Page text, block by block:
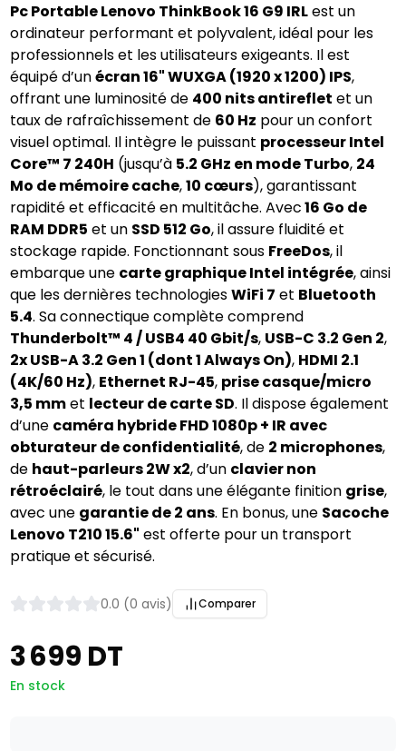
Pc Portable Lenovo ThinkBook 16 G9 IRL est un
ordinateur performant et polyvalent, idéal pour les
professionnels et les utilisateurs exigeants. Il est
équipé d’un écran 16" WUXGA (1920 x 1200) IPS,
offrant une luminosité de 400 nits antireflet et un
taux de rafraîchissement de 60 Hz pour un confort
visuel optimal. Il intègre le puissant processeur Intel
Core™ 7 240H (jusqu’à 5.2 GHz en mode Turbo, 24
Mo de mémoire cache, 10 cœurs), garantissant
rapidité et efficacité en multitâche. Avec 16 Go de
RAM DDR5 et un SSD 512 Go, il assure fluidité et
stockage rapide. Fonctionnant sous FreeDos, il
embarque une carte graphique Intel intégrée, ainsi
que les dernières technologies WiFi 7 et Bluetooth
5.4
Thunderbolt™ 4 / USB4 40 Gbit/s, USB-C 3.2 Gen 2
2x USB-A 3.2 Gen 1 (dont 1 Always On), HDMI 2.1
(4K/60 Hz), Ethernet RJ-45, prise casque/micro
3,5 mm et lecteur de carte SD. Il dispose également
d’une caméra hybride FHD 1080p + IR avec
obturateur de confidentialité, de 2 microphones,
de haut-parleurs 2W x2, d’un clavier non
rétroéclairé, le tout dans une élégante finition grise,
avec une garantie de 2 ans. En bonus, une Sacoche
Lenovo T210 15.6" est offerte pour un transport
pratique et sécurisé.
0.0 (0 avis) Comparer
3 699 DT
En stock